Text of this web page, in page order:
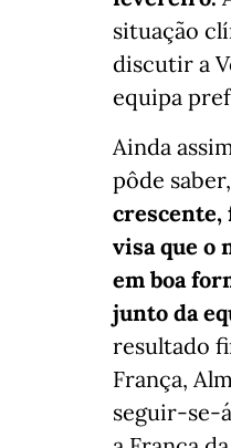
situação
discutir a
equipa
Ainda
pôde saber,
crescente,
visa que o
em boa
junto da
resultado
França,
seguir-se-